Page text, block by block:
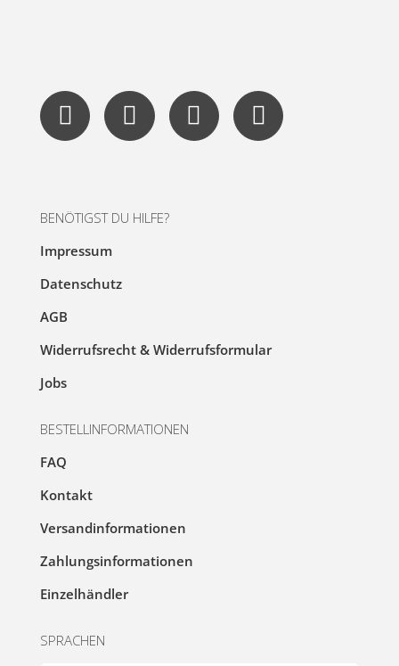
BENÖTIGST DU HILFE?
Impressum
Datenschutz
AGB
Widerrufsrecht & Widerrufsformular
Jobs
BESTELLINFORMATIONEN
FAQ
Kontakt
Versandinformationen
Zahlungsinformationen
Einzelhändler
SPRACHEN